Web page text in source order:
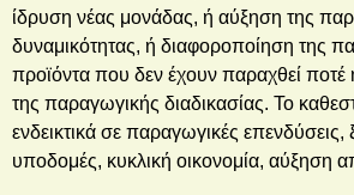
ίδρυση νέας μονάδας, ή αύξηση της
δυναμικότητας, ή διαφοροποίηση της
προϊόντα που δεν έχουν παραχθεί ποτέ
της παραγωγικής διαδικασίας. Το
ενδεικτικά σε παραγωγικές επενδύσεις,
υποδομές, κυκλική οικονομία, αύξηση